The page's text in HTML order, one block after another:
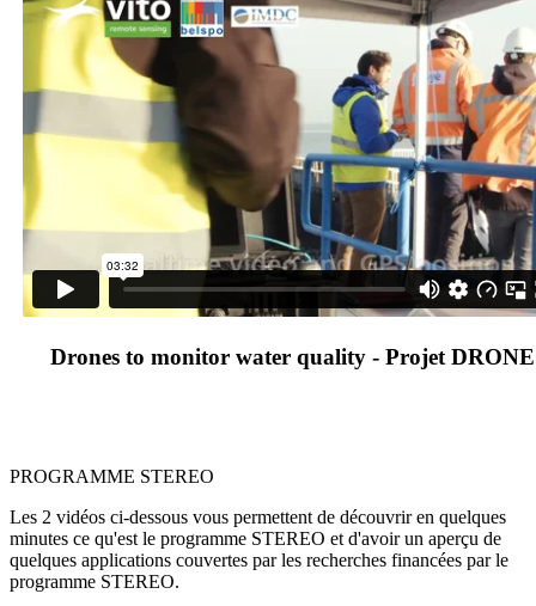
Drones to monitor water quality - Projet
PROGRAMME STEREO
Les 2 vidéos ci-dessous vous permettent de découvrir en quelques
minutes ce qu'est le programme STEREO et d'avoir un aperçu de
quelques applications couvertes par les recherches financées par le
programme STEREO.